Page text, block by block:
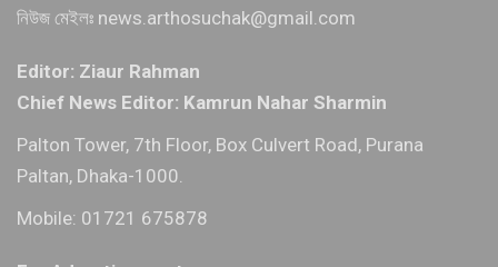
নিউজ মেইলঃ news.arthosuchak@gmail.com
Editor: Ziaur Rahman
Chief News Editor: Kamrun Nahar Sharmin
Palton Tower, 7th Floor, Box Culvert Road, Purana
Paltan, Dhaka-1000.
Mobile: 01721 675878